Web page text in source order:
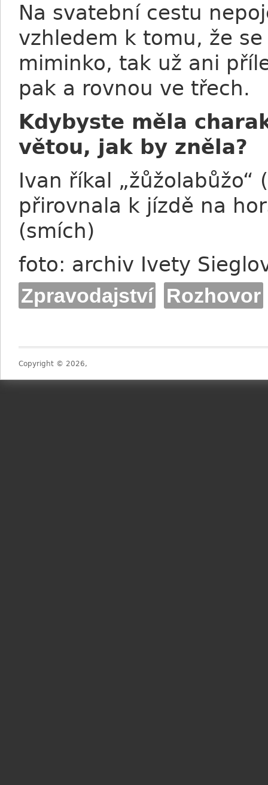
Na svatební cestu
vzhledem k tomu, že
miminko, tak už ani
pak a rovnou ve třech.
Kdybyste měla
větou, jak by zněla?
Ivan říkal
přirovnala k jízdě na
(smích)
foto: archiv Ivety
Zpravodajství Rozhovor
Copyright © 2026,